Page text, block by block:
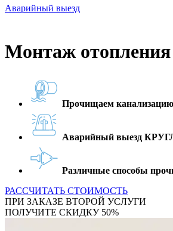
Аварийный выезд
Монтаж
Прочищаем
Аварийный выезд
Различные способы
РАССЧИТАТЬ СТОИМОСТЬ
ПРИ ЗАКАЗЕ ВТОРОЙ УСЛУГИ
ПОЛУЧИТЕ СКИДКУ 50%